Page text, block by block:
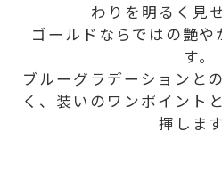
わりを明るく見
ゴールドならではの艶
す。
ブルーグラデーションと
く、装いのワンポイント
揮します